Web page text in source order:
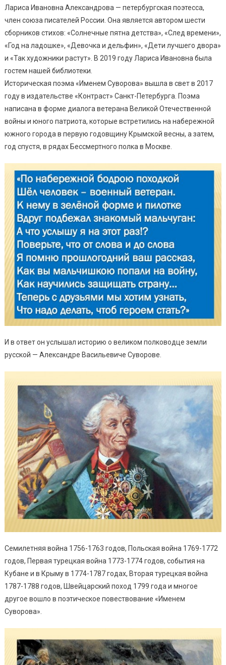
Лариса Ивановна Александрова — петербургская поэтесса,
член союза писателей России. Она является автором шести
сборников стихов: «Солнечные пятна детства», «След времени»,
«Год на ладошке», «Девочка и дельфин», «Дети лучшего двора»
и «Так художники растут». В 2019 году Лариса Ивановна была
гостем нашей библиотеки.
Историческая поэма «Именем Суворова» вышла в свет в 2017
году в издательстве «Контраст» Санкт-Петербурга. Поэма
написана в форме диалога ветерана Великой Отечественной
войны и юного патриота, которые встретились на набережной
южного города в первую годовщину Крымской весны, а затем,
год спустя, в рядах Бессмертного полка в Москве.
И в ответ он услышал историю о великом полководце земли
русской — Александре Васильевиче Суворове.
Семилетняя война 1756-1763 годов, Польская война 1769-1772
годов, Первая турецкая война 1773-1774 годов, события на
Кубане и в Крыму в 1774-1787 годах, Вторая турецкая война
1787-1788 годов, Швейцарский поход 1799 года и многое
другое вошло в поэтическое повествование «Именем
Суворова».